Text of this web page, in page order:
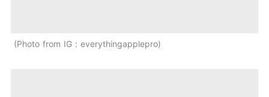
Photo from IG：everythingapplepro